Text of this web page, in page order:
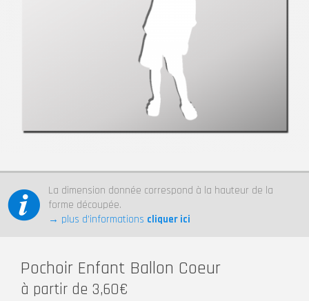
La dimension donnée correspond à la hauteur de la
forme découpée.
→ plus d’informations cliquer ici
Pochoir Enfant Ballon Coeur
à partir de 3,60€